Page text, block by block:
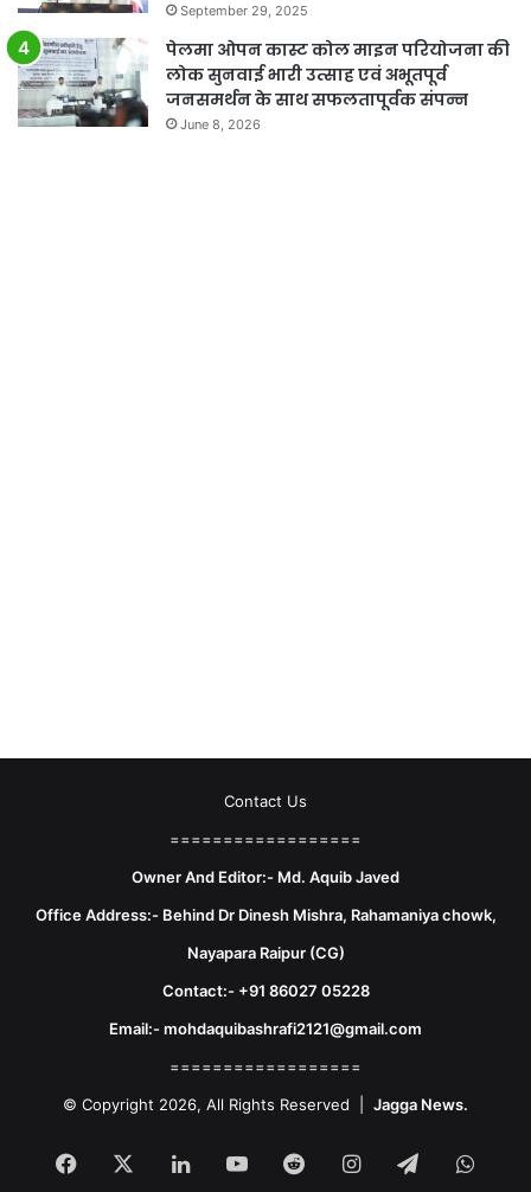
September 29, 2025
पेलमा ओपन कास्ट कोल माइन परियोजना की
लोक सुनवाई भारी उत्साह एवं अभूतपूर्व
जनसमर्थन के साथ सफलतापूर्वक संपन्न
June 8, 2026
Contact Us
==================
Owner And Editor:- Md. Aquib Javed
Office Address:- Behind Dr Dinesh Mishra, Rahamaniya chowk,
Nayapara Raipur (CG)
Contact:- +91 86027 05228
Email:- mohdaquibashrafi2121@gmail.com
==================
© Copyright 2026, All Rights Reserved | Jagga News.
Facebook LinkedInYouTubeRedditInstagram
Telegram